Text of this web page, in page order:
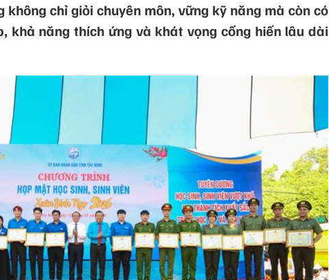
không chỉ giỏi chuyên môn, vững kỹ năng mà còn có
khả năng thích ứng và khát vọng cống hiến lâu dài